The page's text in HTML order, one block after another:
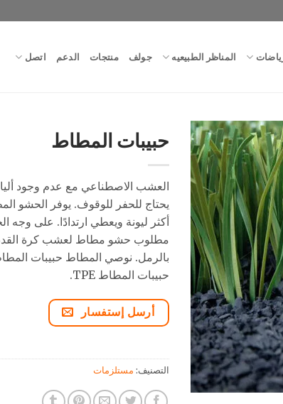
المناظر الطبيعيه جولف منتجات الدعم اتصل
حبيبات المطاط
العشب الاصطناعي مع عدم وجود
يحتاج للحفر للوقوف. يوفر الحشو
أكثر ليونة ويعطي ارتدادًا. على وجه
مطلوب حشو مطاط لعشب كرة
بالرمل. نوصي المطاط حبيبات
حبيبات المطاط TPE.
أرسل إستفسار
التصنيف: مستلزمات